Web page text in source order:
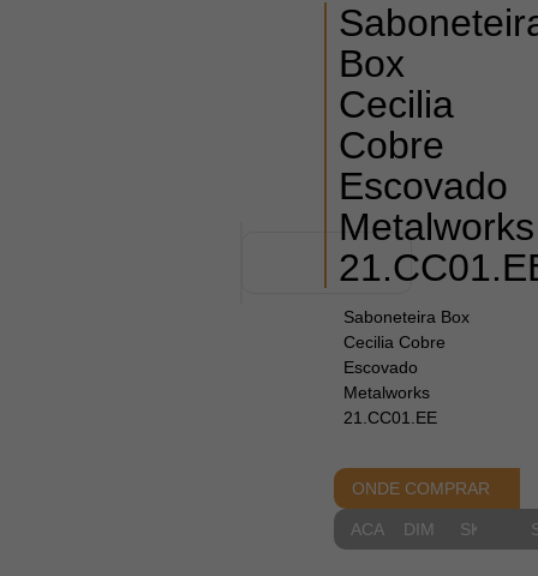
Box
Cecilia
Cobre
Escovado
Metalworks
Saboneteira Box
Cecilia Cobre
Escovado
Metalworks
21.CC01.EE
ONDE COMPRAR
ACABAMENTOS
DIMENSIONAIS